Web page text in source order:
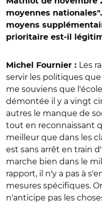
moyennes
moyens
prioritaire est-il
Michel Fournier : Les
servir les politiques
me souviens que
démontée il y a vingt
autres le manque de
tout en reconnaissant
meilleur que dans les
est sans arrêt en train
marche bien dans le
rapport, il n'y a pas à
mesures spécifiques.
n'anticipe pas les